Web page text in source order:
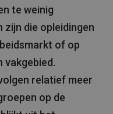
te weinig
zijn die opleidingen
of op
vakgebied.
relatief meer
op de